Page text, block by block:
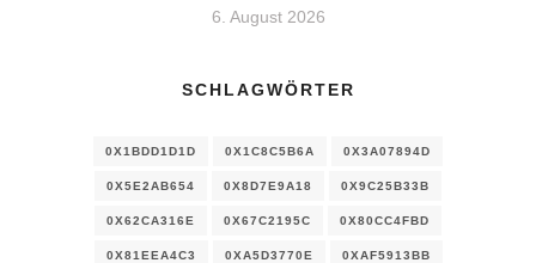
6. August 2026
SCHLAGWÖRTER
0X1BDD1D1D 0X1C8C5B6A 0X3A07894D
0X5E2AB654 0X8D7E9A18 0X9C25B33B
0X62CA316E 0X67C2195C 0X80CC4FBD
0X81EEA4C3 0XA5D3770E 0XAF5913BB